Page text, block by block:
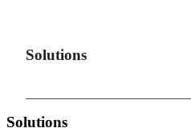
Solutions
Solutions